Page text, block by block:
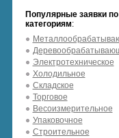
Популярные заявки по
категориям:
Электротехническое
Холодильное
Складское
Торговое
Весоизмерительное
Упаковочное
Строительное